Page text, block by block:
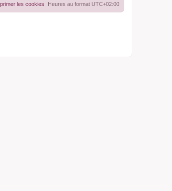
Heures au format UTC+02:00
les cookies